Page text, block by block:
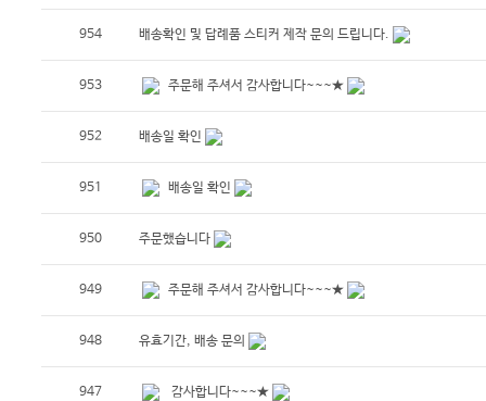
954 배송확인 및 답례품 스티커 제작 문의 드립니다.
953 주문해 주셔서 감사합니다~~~★
952 배송일 확인
951 배송일 확인
950 주문했습니다
949 주문해 주셔서 감사합니다~~~★
948 유효기간, 배송 문의
947 감사합니다~~~★